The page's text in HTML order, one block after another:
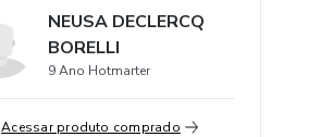
NEUSA DECLERCQ
BORELLI
9 Ano Hotmarter
Acessar produto comprado